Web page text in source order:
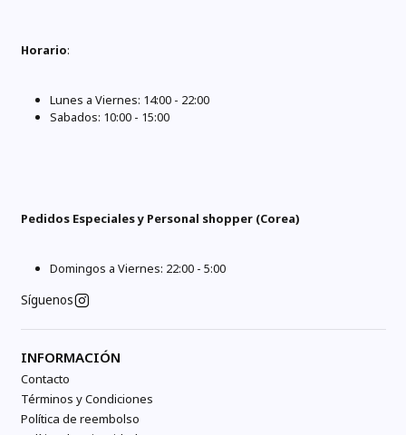
Horario:
Lunes a Viernes: 14:00 - 22:00
Sabados: 10:00 - 15:00
Pedidos Especiales y Personal shopper (Corea)
Domingos a Viernes: 22:00 - 5:00
Síguenos
INFORMACIÓN
Contacto
Términos y Condiciones
Política de reembolso